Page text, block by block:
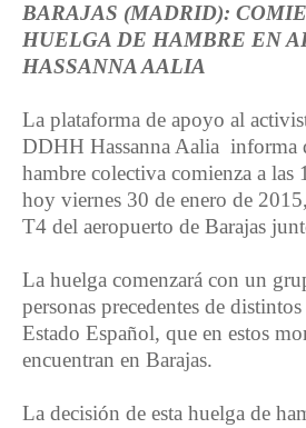
BARAJAS (MADRID):
HUELGA DE HAMBRE EN
HASSANNA AALIA
La plataforma de apoyo al
DDHH Hassanna Aalia informa
hambre colectiva comienza a las
hoy viernes 30 de enero de
T4 del aeropuerto de Barajas
La huelga comenzará con un
personas precedentes de
Estado Español, que en estos
encuentran en Barajas.
La decisión de esta huelga de